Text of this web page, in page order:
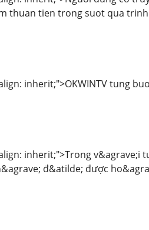
thuan tien trong suot qua
inherit;">OKWINTV tung
inherit;">Trong v&agrave;i
đ&atilde; được